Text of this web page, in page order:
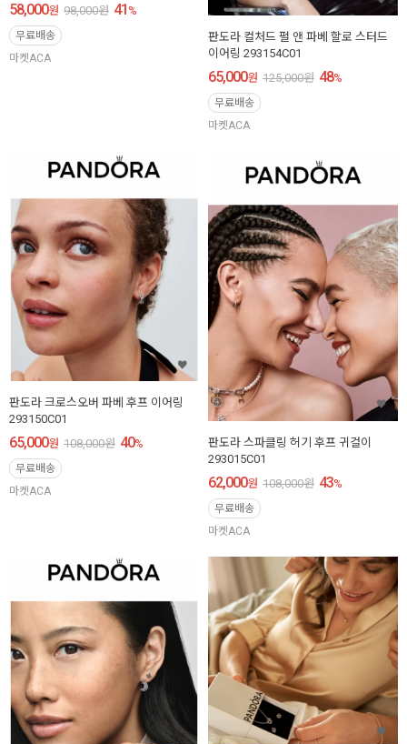
58,000원 98,000원 41 %
무료배송
마켓ACA
판도라 컬처드 펄 앤 파베 할로 스터드
이어링 293154C01
65,000원 125,000원 48%
무료배송
마켓ACA
판도라 크로스오버 파베 후프 이어링
293150C01
65,000원 108,000원 40%
무료배송
마켓ACA
판도라 스파클링 허기 후프 귀걸이
293015C01
62,000원 108,000원 43%
무료배송
마켓ACA